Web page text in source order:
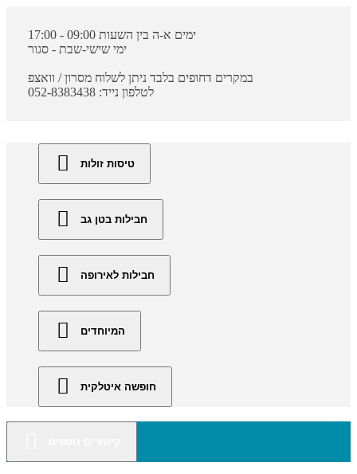
ימים א-ה בין השעות 09:00 - 17:00
ימי שישי-שבת - סגור
במקרים דחופים בלבד ניתן לשלוח מסרון / וואצפ
לטלפון נייד: 052-8383438
טיסות זולות
חבילות בטן גב
חבילות לאירופה
המיוחדים
חופשה איטלקית